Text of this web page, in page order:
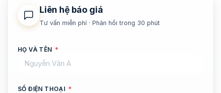
Liên hệ báo giá
Tư vấn miễn phí · Phản hồi trong 30 phút
HỌ VÀ TÊN *
SỐ ĐIỆN THOẠI *